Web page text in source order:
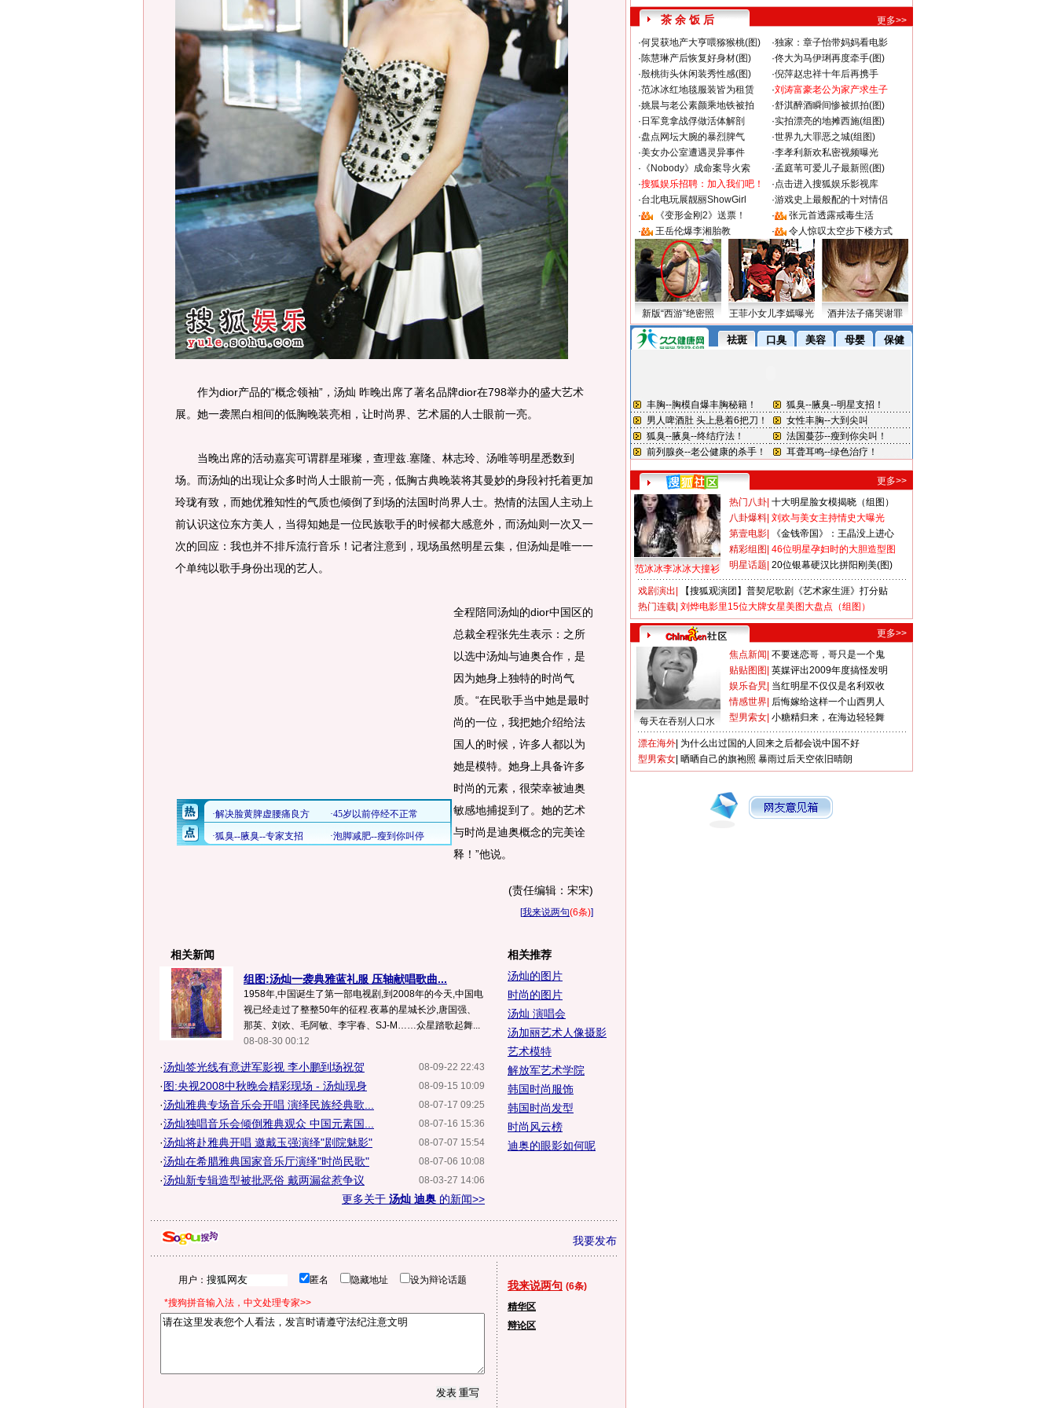
作为dior产品的“概念领袖”，汤灿 昨晚出席了著名品牌dior在798举办的盛大艺术
展。她一袭黑白相间的低胸晚装亮相，让时尚界、艺术届的人士眼前一亮。
当晚出席的活动嘉宾可谓群星璀璨，查理兹.塞隆、林志玲、汤唯等明星悉数到
场。而汤灿的出现让众多时尚人士眼前一亮，低胸古典晚装将其曼妙的身段衬托着更加
玲珑有致，而她优雅知性的气质也倾倒了到场的法国时尚界人士。热情的法国人主动上
前认识这位东方美人，当得知她是一位民族歌手的时候都大感意外，而汤灿则一次又一
次的回应：我也并不排斥流行音乐！记者注意到，现场虽然明星云集，但汤灿是唯一一
个单纯以歌手身份出现的艺人。
全程陪同汤灿的dior中国区的
总裁全程张先生表示：之所
以选中汤灿与迪奥合作，是
因为她身上独特的时尚气
质。“在民歌手当中她是最时
尚的一位，我把她介绍给法
国人的时候，许多人都以为
她是模特。她身上具备许多
时尚的元素，很荣幸被迪奥
敏感地捕捉到了。她的艺术
与时尚是迪奥概念的完美诠
释！”他说。
(责任编辑：宋宋)
[我来说两句(6条)]
相关新闻
组图:汤灿一袭典雅蓝礼服 压轴献唱歌曲...
1958年,中国诞生了第一部电视剧,到2008年的今天,中国电
视已经走过了整整50年的征程.夜幕的星城长沙,唐国强、
那英、刘欢、毛阿敏、李宇春、SJ-M……众星踏歌起舞...
08-08-30 00:12
08-09-22 22:43
·汤灿签光线有意进军影视 李小鹏到场祝贺
08-09-15 10:09
·图:央视2008中秋晚会精彩现场 - 汤灿现身
08-07-17 09:25
·汤灿雅典专场音乐会开唱 演绎民族经典歌...
08-07-16 15:36
·汤灿独唱音乐会倾倒雅典观众 中国元素国...
08-07-07 15:54
·汤灿将赴雅典开唱 邀戴玉强演绎"剧院魅影"
08-07-06 10:08
·汤灿在希腊雅典国家音乐厅演绎"时尚民歌"
08-03-27 14:06
·汤灿新专辑造型被批恶俗 戴两漏盆惹争议
更多关于 汤灿 迪奥 的新闻>>
相关推荐
汤灿的图片
时尚的图片
汤灿 演唱会
汤加丽艺术人像摄影
艺术模特
解放军艺术学院
韩国时尚服饰
韩国时尚发型
时尚风云榜
迪奥的眼影如何呢
我要发布
用户： 匿名 隐藏地址 设为辩论话题
*搜狗拼音输入法，中文处理专家>>
我来说两句 (6条)
精华区
辩论区
茶 余 饭 后
更多>>
·何炅获地产大亨喂猕猴桃(图) ·独家：章子怡带妈妈看电影
·陈慧琳产后恢复好身材(图) ·佟大为马伊琍再度牵手(图)
·殷桃街头休闲装秀性感(图) ·倪萍赵忠祥十年后再携手
·范冰冰红地毯服装皆为租赁 ·刘涛富豪老公为家产求生子
·姚晨与老公素颜乘地铁被拍 ·舒淇醉酒瞬间惨被抓拍(图)
· 日军竟拿战俘做活体解剖 ·实拍漂亮的地摊西施(组图)
·盘点网坛大腕的暴烈脾气 ·世界九大罪恶之城(组图)
·美女办公室遭遇灵异事件 ·李孝利新欢私密视频曝光
· 《Nobody》成命案导火索 ·孟庭苇可爱儿子最新照(图)
·搜狐娱乐招聘：加入我们吧！ ·点击进入搜狐娱乐影视库
·台北电玩展靓丽ShowGirl ·游戏史上最般配的十对情侣
·
《变形金刚2》送票！ ·
张元首透露戒毒生活
·
王岳伦爆李湘胎教 · 令人惊叹太空步下楼方式
新版“西游”绝密照 王菲小女儿李嫣曝光 酒井法子痛哭谢罪
更多>>
范冰冰李冰冰大撞衫
热门八卦 十大明星脸女模揭晓（组图）
八卦爆料 刘欢与美女主持情史大曝光
第壹电影
《金钱帝国》：王晶没上进心
精彩组图 46位明星孕妇时的大胆造型图
明星话题 20位银幕硬汉比拼阳刚美(图)
戏剧演出
【搜狐观演团】普契尼歌剧《艺术家生涯》打分贴
热门连载 刘烨电影里15位大牌女星美图大盘点（组图）
更多>>
每天在吞别人口水
焦点新闻 不要迷恋哥，哥只是一个鬼
贴贴图图 英媒评出2009年度搞怪发明
娱乐旮旯 当红明星不仅仅是名利双收
情感世界 后悔嫁给这样一个山西男人
型男索女 小糖精归来，在海边轻轻舞
漂在海外 为什么出过国的人回来之后都会说中国不好
型男索女 晒晒自己的旗袍照 暴雨过后天空依旧晴朗